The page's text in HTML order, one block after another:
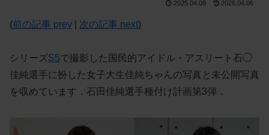
2025.04.08 2026.04.06
(前の記事 prev 次の記事 next)
シリーズS5で撮影した国民的アイドル・アスリート石◯
佳純選手に扮した女子大生佳純ちゃんの写真と未公開写真
を収めています．石田佳純選手種付け計画第3弾．